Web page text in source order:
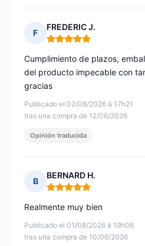
F
FREDERIC J.
Nota: 5 de 5
Publicado el 02/08/2026 à 17h21
tras una compra de 12/06/2026
Cumplimiento de plazos,
del producto impecable con
gracias
Opinión traducida
B
BERNARD H.
Nota: 5 de 5
Publicado el 01/08/2026 à 19h06
tras una compra de 10/06/2026
Realmente muy bien